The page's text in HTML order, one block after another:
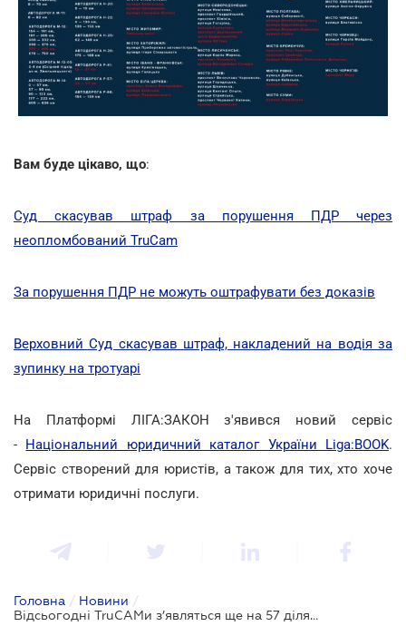
Вам буде цікаво, що:
Суд скасував штраф за порушення ПДР через
неопломбований TruCam
За порушення ПДР не можуть оштрафувати без доказів
Верховний Суд скасував штраф, накладений на водія за
зупинку на тротуарі
На Платформі ЛІГА:ЗАКОН з'явився новий сервіс
- Національний юридичний каталог України Liga:BOOK.
Сервіс створений для юристів, а також для тих, хто хоче
отримати юридичні послуги.
Головна / Новини /
Відсьогодні TruCAMи з’являться ще на 57 ділянках доріг країни